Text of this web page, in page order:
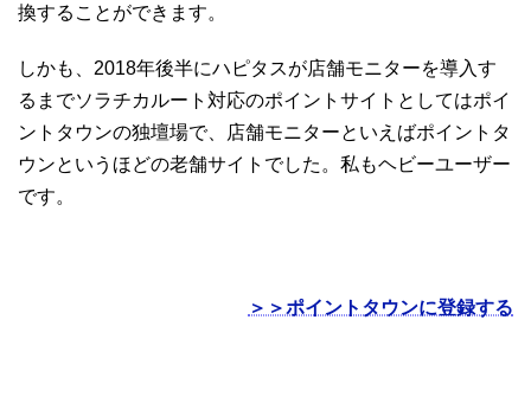
換することができます。
しかも、2018年後半にハピタスが店舗モニターを導入す
るまでソラチカルート対応のポイントサイトとしてはポイ
ントタウンの独壇場で、店舗モニターといえばポイントタ
ウンというほどの老舗サイトでした。私もヘビーユーザー
です。
＞＞ポイントタウンに登録する